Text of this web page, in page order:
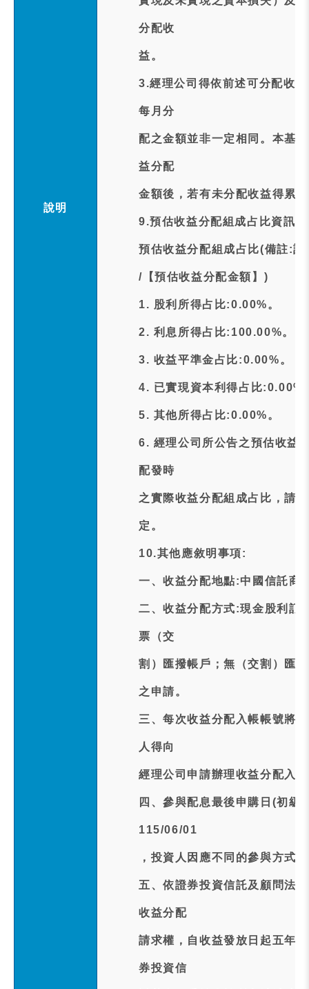
說明
分配收
益。
3.經理公司得依前述可分配收
每月分
配之金額並非一定相同。本基
益分配
金額後，若有未分配收益得累
9.預估收益分配組成占比資訊:
預估收益分配組成占比(備註:
/【預估收益分配金額】)
1. 股利所得占比:0.00%。
2. 利息所得占比:100.00%。
3. 收益平準金占比:0.00%。
4. 已實現資本利得占比:0.00%
5. 其他所得占比:0.00%。
6. 經理公司所公告之預估收益
配發時
之實際收益分配組成占比，請
定。
10.其他應敘明事項:
一、收益分配地點:中國信託商
二、收益分配方式:現金股利訂
票（交
割）匯撥帳戶；無（交割）匯
之申請。
三、每次收益分配入帳帳號將
人得向
經理公司申請辦理收益分配入
四、參與配息最後申購日(初
115/06/01
，投資人因應不同的參與方式
五、依證券投資信託及顧問法
收益分配
請求權，自收益發放日起五年
券投資信